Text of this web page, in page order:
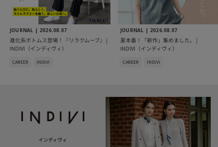
JOURNAL | 2026.08.07
進化系ボトムス登場！『リラクムーブ』 |
INDIVI（インディヴィ）
CAREER INDIVI
JOURNAL | 2026.08.07
夏本番！「新作」集めました。 |
INDIVI（インディヴィ）
CAREER INDIVI
インディヴィ